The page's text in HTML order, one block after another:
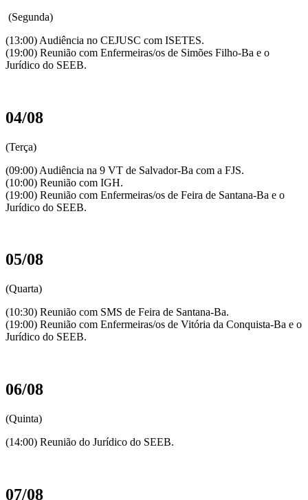
(Segunda)
(13:00) Audiência no CEJUSC com ISETES.
(19:00) Reunião com Enfermeiras/os de Simões Filho-Ba e o
Jurídico do SEEB.
04/08
(Terça)
(09:00) Audiência na 9 VT de Salvador-Ba com a FJS.
(10:00) Reunião com IGH.
(19:00) Reunião com Enfermeiras/os de Feira de Santana-Ba e o
Jurídico do SEEB.
05/08
(Quarta)
(10:30) Reunião com SMS de Feira de Santana-Ba.
(19:00) Reunião com Enfermeiras/os de Vitória da Conquista-Ba e o
Jurídico do SEEB.
06/08
(Quinta)
(14:00) Reunião do Jurídico do SEEB.
07/08